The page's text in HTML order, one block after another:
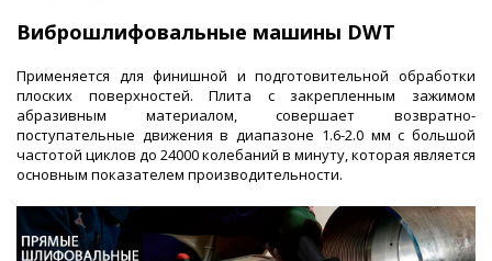
Виброшлифовальные машины DWT
Применяется для финишной и подготовительной обработки
плоских поверхностей. Плита с закрепленным зажимом
абразивным материалом, совершает возвратно-
поступательные движения в диапазоне 1.6-2.0 мм с большой
частотой циклов до 24000 колебаний в минуту, которая является
основным показателем производительности.